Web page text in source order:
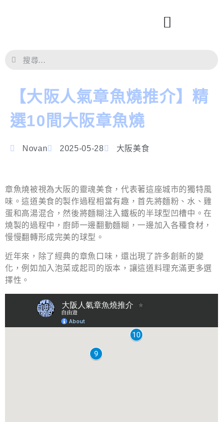
【大阪人氣章魚燒推介】精
選10間大阪章魚燒
Novan 2025-05-28 大阪美食
章魚燒被視為大阪的靈魂美食，代表著這座城市的獨特風
味。這道美食的製作過程相當有趣，首先將麵粉、水、雞
蛋和高湯混合，然後將麵糊注入鐵板的半球型凹槽中。在
燒製的過程中，廚師一邊翻動麵糊，一邊加入各種食材，
慢慢翻轉形成完美的球型。
近年來，除了經典的章魚口味，還出現了許多創新的變
化，例如加入泡菜或起司的版本，讓這道料理充滿更多選
擇性。